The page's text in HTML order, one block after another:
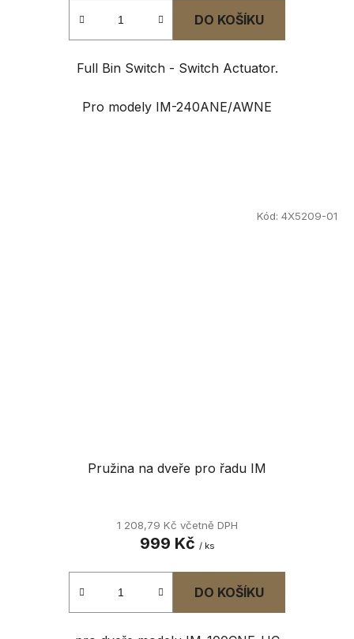
DO KOŠÍKU
Full Bin Switch - Switch Actuator.
Pro modely IM-240ANE/AWNE
Pružina na dveře pro řadu IM
1 208,79 Kč včetně DPH
999 Kč / ks
DO KOŠÍKU
Kód: 4X5209-01